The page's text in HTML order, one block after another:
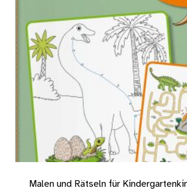
Malen und Rätseln für